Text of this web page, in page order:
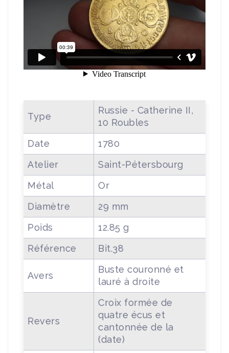
Type
Russie - Catherine II,
10 Roubles
Date
1780
Atelier
Saint-Pétersbourg
Métal
Or
Diamètre
29 mm
Poids
12.85 g
Référence
Bit.38
Avers
Buste couronné et
lauré à droite
Revers
Croix formée de
quatre écus et
cantonnée de la
(date)